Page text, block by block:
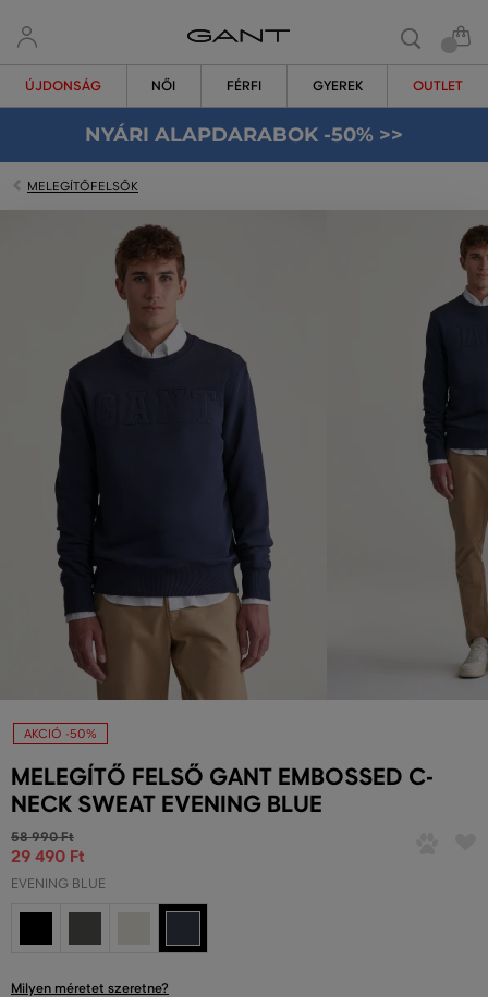
ÚJDONSÁG NŐI FÉRFI GYEREK OUTLET
NYÁRI ALAPDARABOK -50% >>
MELEGÍTŐFELSŐK
AKCIÓ -50%
MELEGÍTŐ FELSŐ GANT EMBOSSED C-
NECK SWEAT EVENING BLUE
58 990 Ft
29 490 Ft
EVENING BLUE
Milyen méretet szeretne?